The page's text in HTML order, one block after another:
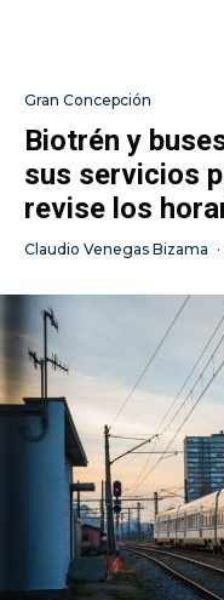
Gran Concepción
Biotrén y
sus servicios
revise los
Claudio Venegas Bizama ·